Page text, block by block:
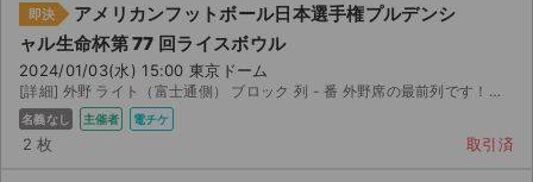
即決
アメリカンフットボール日本選手権プルデンシ
ャル生命杯第 77 回ライスボウル
2024/01/03(水) 15:00 東京ドーム
[詳細] 外野 ライト（富士通側） ブロック 列 - 番 外野席の最前列です！受け取り...
名義なし 主催者 電チケ
2 枚 取引済